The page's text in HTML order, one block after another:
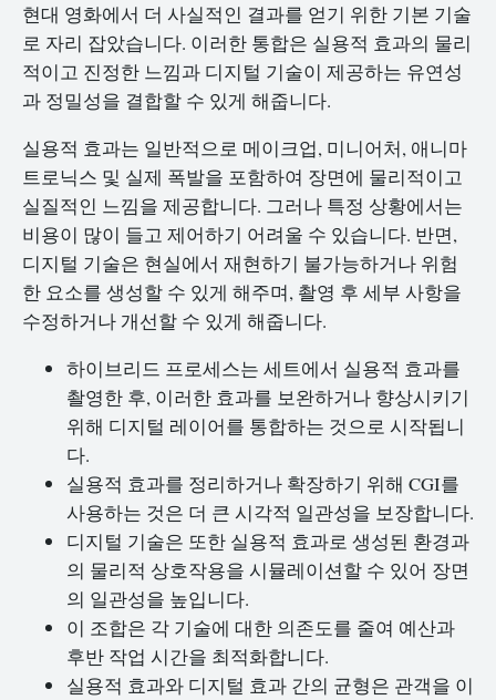
현대 영화에서 더 사실적인 결과를 얻기 위한 기본 기술
로 자리 잡았습니다. 이러한 통합은 실용적 효과의 물리
적이고 진정한 느낌과 디지털 기술이 제공하는 유연성
과 정밀성을 결합할 수 있게 해줍니다.
실용적 효과는 일반적으로 메이크업, 미니어처, 애니마
트로닉스 및 실제 폭발을 포함하여 장면에 물리적이고
실질적인 느낌을 제공합니다. 그러나 특정 상황에서는
비용이 많이 들고 제어하기 어려울 수 있습니다. 반면,
디지털 기술은 현실에서 재현하기 불가능하거나 위험
한 요소를 생성할 수 있게 해주며, 촬영 후 세부 사항을
수정하거나 개선할 수 있게 해줍니다.
하이브리드 프로세스는 세트에서 실용적 효과를
촬영한 후, 이러한 효과를 보완하거나 향상시키기
위해 디지털 레이어를 통합하는 것으로 시작됩니
다.
실용적 효과를 정리하거나 확장하기 위해 CGI를
사용하는 것은 더 큰 시각적 일관성을 보장합니다.
디지털 기술은 또한 실용적 효과로 생성된 환경과
의 물리적 상호작용을 시뮬레이션할 수 있어 장면
의 일관성을 높입니다.
이 조합은 각 기술에 대한 의존도를 줄여 예산과
후반 작업 시간을 최적화합니다.
실용적 효과와 디지털 효과 간의 균형은 관객을 이